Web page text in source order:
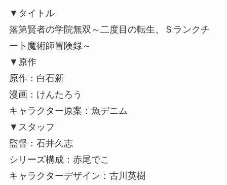
▼タイトル
落第賢者の学院無双～二度目の転生、Ｓランクチ
ート魔術師冒険録～
▼原作
原作：白石新
漫画：けんたろう
キャラクター原案：魚デニム
▼スタッフ
監督：石井久志
シリーズ構成：赤尾でこ
キャラクターデザイン：古川英樹